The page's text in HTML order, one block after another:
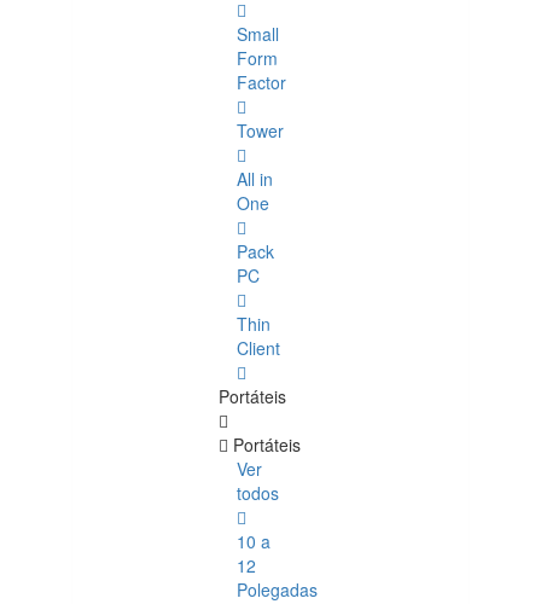
Small
Form
Factor
Tower
All in
One
Pack
PC
Thin
Client
Portáteis
Portáteis
Ver
todos
10 a
12
Polegadas